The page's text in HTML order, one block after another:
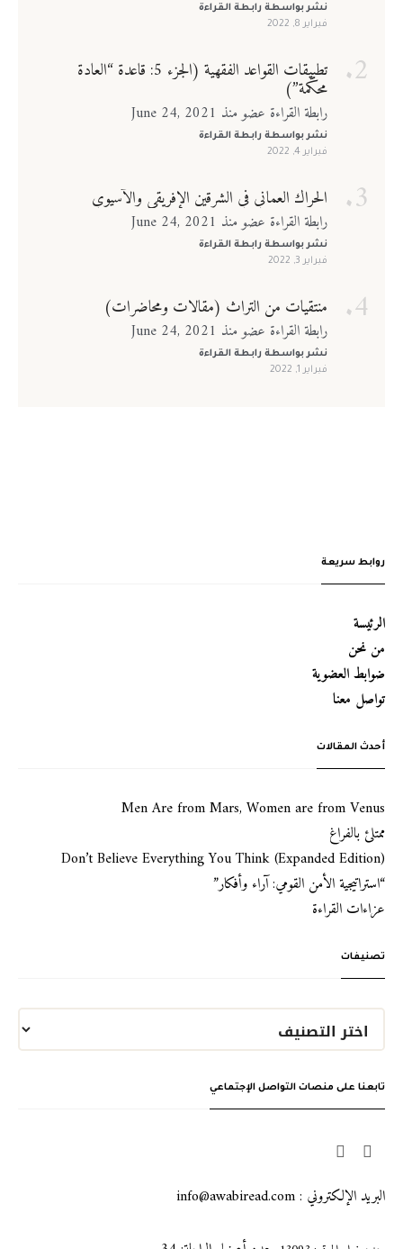
نشر بواسطة رابطة القراءة
فبراير 8, 2022
تطبيقات القواعد الفقهية (الجزء 5: قاعدة “العادة
محكّمة”)
رابطة القراءة عضو منذ June 24, 2021
نشر بواسطة رابطة القراءة
فبراير 4, 2022
الحراك العماني في الشرقين الإفريقي والآسيوي
رابطة القراءة عضو منذ June 24, 2021
نشر بواسطة رابطة القراءة
فبراير 3, 2022
منتقيات من التراث (مقالات ومحاضرات)
رابطة القراءة عضو منذ June 24, 2021
نشر بواسطة رابطة القراءة
فبراير 1, 2022
روابط سريعة
الرئيسة
من نحن
ضوابط العضوية
تواصل معنا
أحدث المقالات
Men Are from Mars, Women are from Venus
ممتلئ بالفراغ
Don’t Believe Everything You Think (Expanded Edition)
“استراتيجية الأمن القومي: آراء وأفكار”
عزاءات القراءة
تصنيفات
تابعنا على منصات التواصل الإجتماعي
البريد الإلكتروني : info@awabiread.com